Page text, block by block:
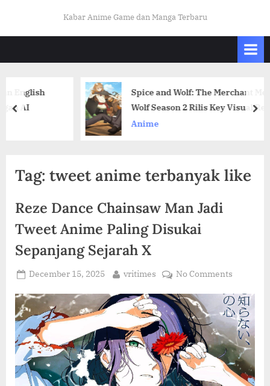
K
A
U
N
D
O
.
C
M
Kabar Anime Game dan Manga Terbaru
Spice and Wolf: The Merchant Meets the
Wolf Season 2 Rilis Key Visual Resmi
Anime
prev
Tag: tweet anime terbanyak like
Reze Dance Chainsaw Man Jadi
Tweet Anime Paling Disukai
Sepanjang Sejarah X
Posted
December 15, 2025 By
vritimes No Commentson
Dance
Man
Jadi
Tweet
Anime